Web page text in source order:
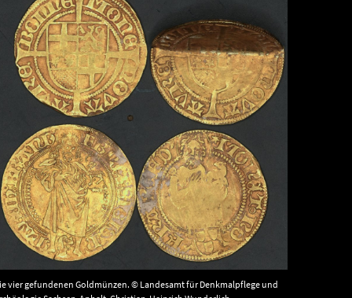
vier gefundenen Goldmünzen. © Landesamt für Denkmalpflege und